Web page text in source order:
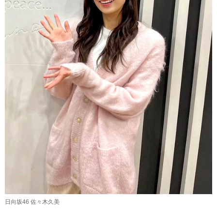
日向坂46 佐々木久美